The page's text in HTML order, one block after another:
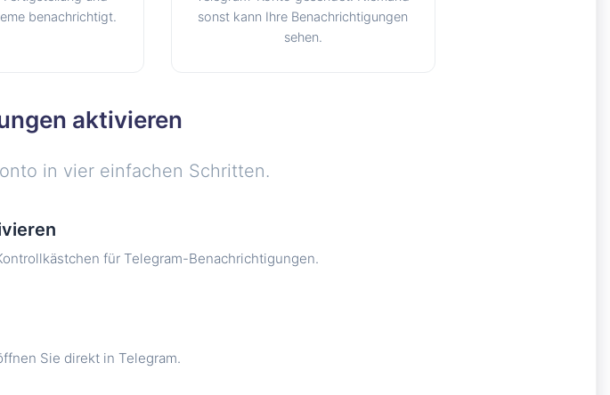
benachrichtigt.
sonst kann Ihre Benachrichtigungen
sehen.
aktivieren
in vier einfachen Schritten.
für Telegram-Benachrichtigungen.
Sie direkt in Telegram.